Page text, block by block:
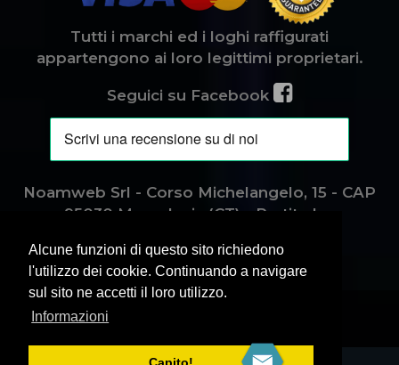
Alcune funzioni di questo sito richiedono
l'utilizzo dei cookie. Continuando a navigare
sul sito ne accetti il loro utilizzo.
Informazioni
Tutti i marchi ed i loghi raffigurati
appartengono ai loro legittimi proprietari.
Seguici su Facebook
Noamweb Srl - Corso Michelangelo, 15 - CAP
95030 Mascalucia (CT) - Partita Iva
© 2024, All Rights Reserved.